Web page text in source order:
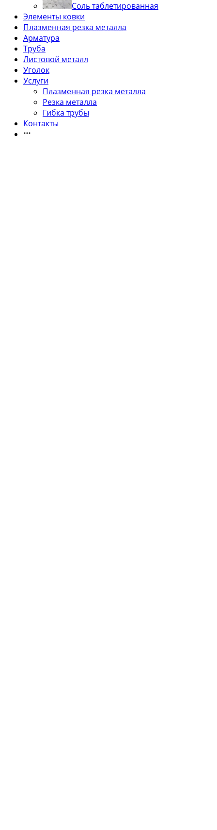
Соль таблетированная
Элементы ковки
Плазменная резка металла
Арматура
Труба
Листовой металл
Уголок
Услуги
Плазменная резка металла
Резка металла
Гибка трубы
Контакты